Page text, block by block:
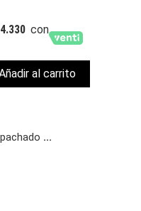
4.330 con
al carrito
...